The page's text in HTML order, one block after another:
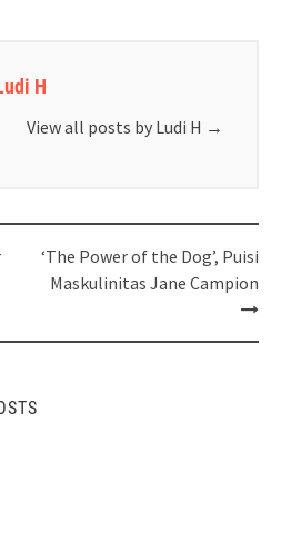
H
View all posts by Ludi H →
‘The Power of the Dog’, Puisi
Maskulinitas Jane Campion